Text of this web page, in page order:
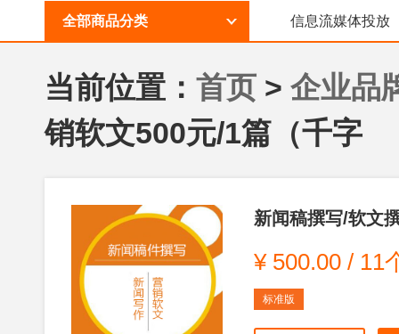
全部商品分类 信息流媒体投放
当前位置： 首页 > 企业品
销软文500元/1篇（千字
新闻稿撰写/软文
¥ 500.00 / 11
标准版